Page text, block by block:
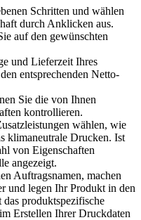
Schritten und wählen
durch Anklicken aus.
auf den gewünschten
und Lieferzeit Ihres
entsprechenden Netto-
Sie die von Ihnen
kontrollieren.
wählen, wie
klimaneutrale Drucken. Ist
von Eigenschaften
angezeigt.
Auftragsnamen, machen
und legen Ihr Produkt in den
das produktspezifische
Erstellen Ihrer Druckdaten